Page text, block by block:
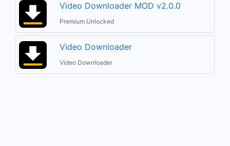
Video Downloader MOD v2.0.0
Premium Unlocked
Video Downloader
Video Downloader